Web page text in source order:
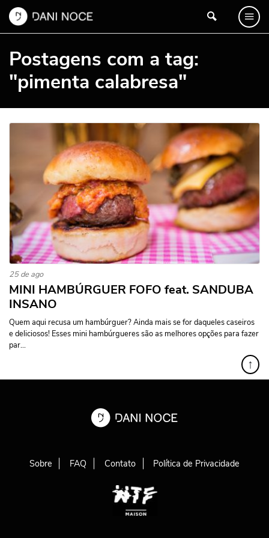
Postagens com a tag:
"pimenta calabresa"
25 de ago
MINI HAMBÚRGUER FOFO feat. SANDUBA
INSANO
Quem aqui recusa um hambúrguer? Ainda mais se for daqueles caseiros
e deliciosos! Esses mini hambúrgueres são as melhores opções para fazer
par...
↑
Sobre FAQ Contato Política de Privacidade